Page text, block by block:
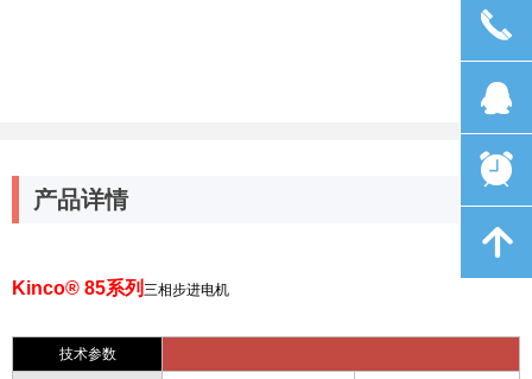
产品详情
Kinco® 85系列 三相步进电机
技术参数
끅
뀩
뀥
녕